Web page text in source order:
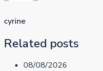
cyrine
Related posts
08/08/2026